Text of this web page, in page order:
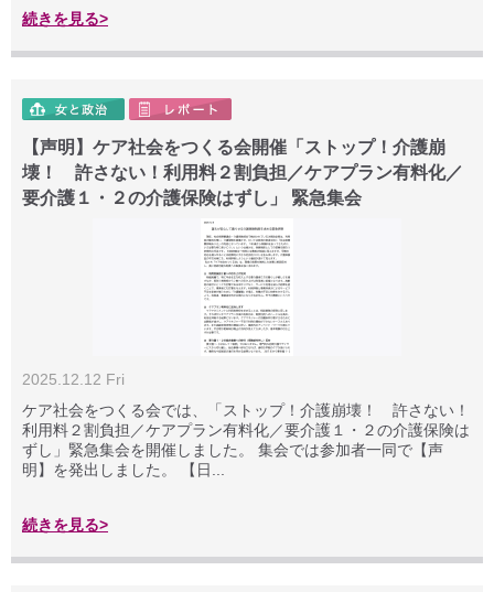
続きを見る>
【声明】ケア社会をつくる会開催「ストップ！介護崩
壊！ 許さない！利用料２割負担／ケアプラン有料化／
要介護１・２の介護保険はずし」 緊急集会
2025.12.12 Fri
ケア社会をつくる会では、「ストップ！介護崩壊！ 許さない！
利用料２割負担／ケアプラン有料化／要介護１・２の介護保険は
ずし」緊急集会を開催しました。 集会では参加者一同で【声
明】を発出しました。 【日...
続きを見る>